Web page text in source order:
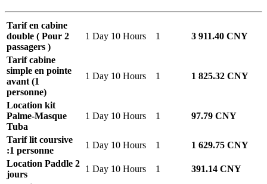
Tarif en cabine
double ( Pour 2
passagers )
1 Day 10 Hours 1 3 911.40 CNY
Tarif cabine
simple en pointe
avant (1
personne)
1 Day 10 Hours 1 1 825.32 CNY
Location kit
Palme-Masque
Tuba
1 Day 10 Hours 1 97.79 CNY
Tarif lit coursive
:1 personne
1 Day 10 Hours 1
1 629.75 CNY
Location Paddle 2
jours
1 Day 10 Hours 1
391.14 CNY